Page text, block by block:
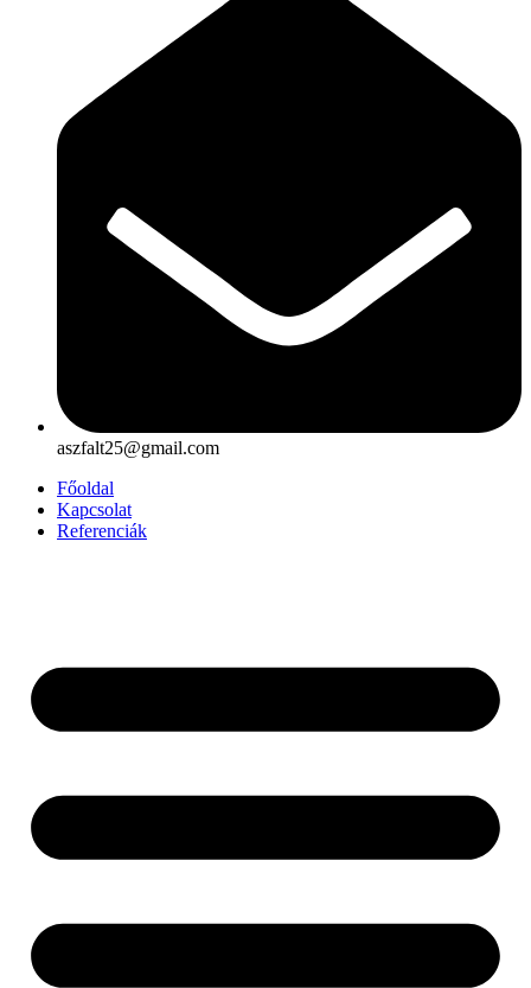
aszfalt25@gmail.com
Főoldal
Kapcsolat
Referenciák